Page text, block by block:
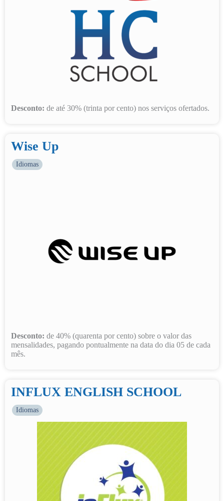
Desconto: de até 30% (trinta por cento) nos serviços ofertados.
Wise Up
Idiomas
Desconto: de 40% (quarenta por cento) sobre o valor das
mensalidades, pagando pontualmente na data do dia 05 de cada
mês.
INFLUX ENGLISH SCHOOL
Idiomas